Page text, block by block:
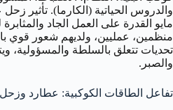
مايو القدرة على العمل الجاد
منظمين، عمليين، ولديهم شعور قوي
تحديات تتعلق بالسلطة والمسؤولية،
والصبر.
تفاعل الطاقات الكوكبية: عطارد وزحل